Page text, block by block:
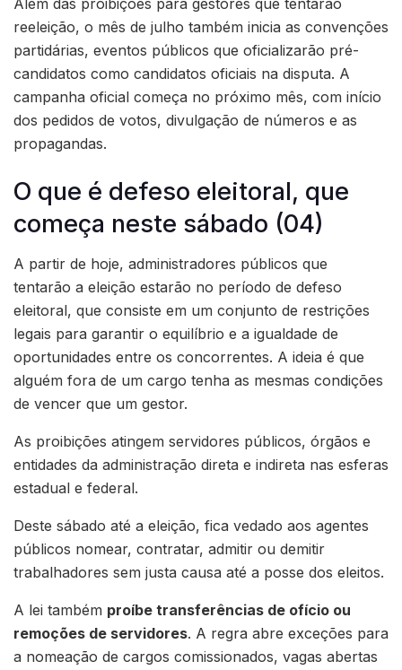
Além das proibições para gestores que tentarão
reeleição, o mês de julho também inicia as convenções
partidárias, eventos públicos que oficializarão pré-
candidatos como candidatos oficiais na disputa. A
campanha oficial começa no próximo mês, com início
dos pedidos de votos, divulgação de números e as
propagandas.
O que é defeso eleitoral, que
começa neste sábado (04)
A partir de hoje, administradores públicos que
tentarão a eleição estarão no período de defeso
eleitoral, que consiste em um conjunto de restrições
legais para garantir o equilíbrio e a igualdade de
oportunidades entre os concorrentes. A ideia é que
alguém fora de um cargo tenha as mesmas condições
de vencer que um gestor.
As proibições atingem servidores públicos, órgãos e
entidades da administração direta e indireta nas esferas
estadual e federal.
Deste sábado até a eleição, fica vedado aos agentes
públicos nomear, contratar, admitir ou demitir
trabalhadores sem justa causa até a posse dos eleitos.
A lei também proíbe transferências de ofício ou
remoções de servidores. A regra abre exceções para
a nomeação de cargos comissionados, vagas abertas